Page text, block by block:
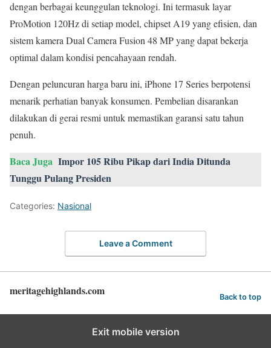
dengan berbagai keunggulan teknologi. Ini termasuk layar
ProMotion 120Hz di setiap model, chipset A19 yang efisien, dan
sistem kamera Dual Camera Fusion 48 MP yang dapat bekerja
optimal dalam kondisi pencahayaan rendah.
Dengan peluncuran harga baru ini, iPhone 17 Series berpotensi
menarik perhatian banyak konsumen. Pembelian disarankan
dilakukan di gerai resmi untuk memastikan garansi satu tahun
penuh.
Baca Juga Impor 105 Ribu Pikap dari India Ditunda
Tunggu Pulang Presiden
Categories: Nasional
Leave a Comment
meritagehighlands.com Back to top
Exit mobile version